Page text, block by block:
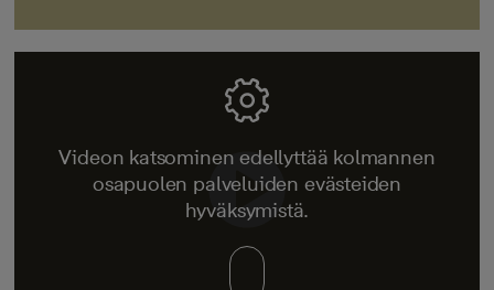
Videon katsominen edellyttää kolmannen
osapuolen palveluiden evästeiden
hyväksymistä.